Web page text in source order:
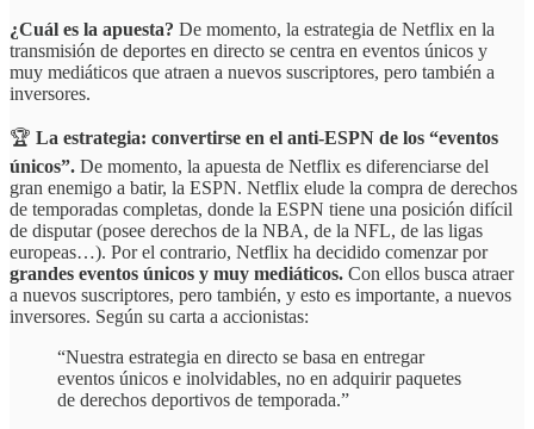
¿Cuál es la apuesta? De momento, la estrategia de Netflix en la
transmisión de deportes en directo se centra en eventos únicos y
muy mediáticos que atraen a nuevos suscriptores, pero también a
inversores.
🏆 La estrategia: convertirse en el anti-ESPN de los “eventos
únicos”. De momento, la apuesta de Netflix es diferenciarse del
gran enemigo a batir, la ESPN. Netflix elude la compra de derechos
de temporadas completas, donde la ESPN tiene una posición difícil
de disputar (posee derechos de la NBA, de la NFL, de las ligas
europeas…). Por el contrario, Netflix ha decidido comenzar por
grandes eventos únicos y muy mediáticos. Con ellos busca atraer
a nuevos suscriptores, pero también, y esto es importante, a nuevos
inversores. Según su carta a accionistas:
“Nuestra estrategia en directo se basa en entregar
eventos únicos e inolvidables, no en adquirir paquetes
de derechos deportivos de temporada.”